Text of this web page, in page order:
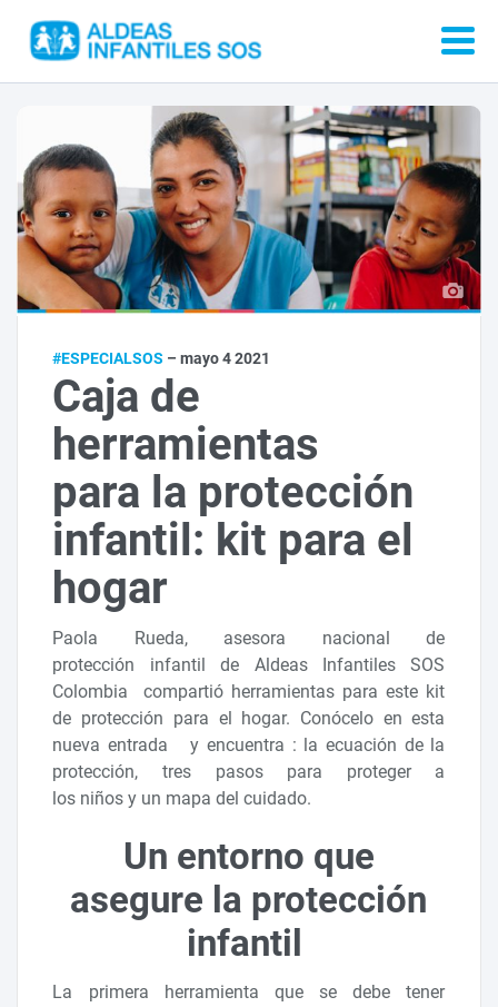
#ESPECIALSOS – mayo 4 2021
Caja de
herramientas
para la protección
infantil: kit para el
hogar
Paola Rueda, asesora nacional de
protección infantil de Aldeas Infantiles SOS
Colombia compartió herramientas para este kit
de protección para el hogar. Conócelo en esta
nueva entrada y encuentra : la ecuación de la
protección, tres pasos para proteger a
los niños y un mapa del cuidado.
Un entorno que
asegure la protección
infantil
La primera herramienta que se debe tener